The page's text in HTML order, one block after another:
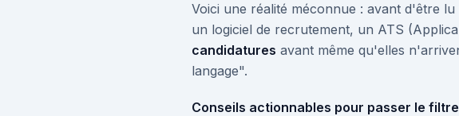
Voici une réalité méconnue : avant d'être
un logiciel de recrutement, un ATS
candidatures avant même qu'elles
langage".
Conseils actionnables pour passer le filtre